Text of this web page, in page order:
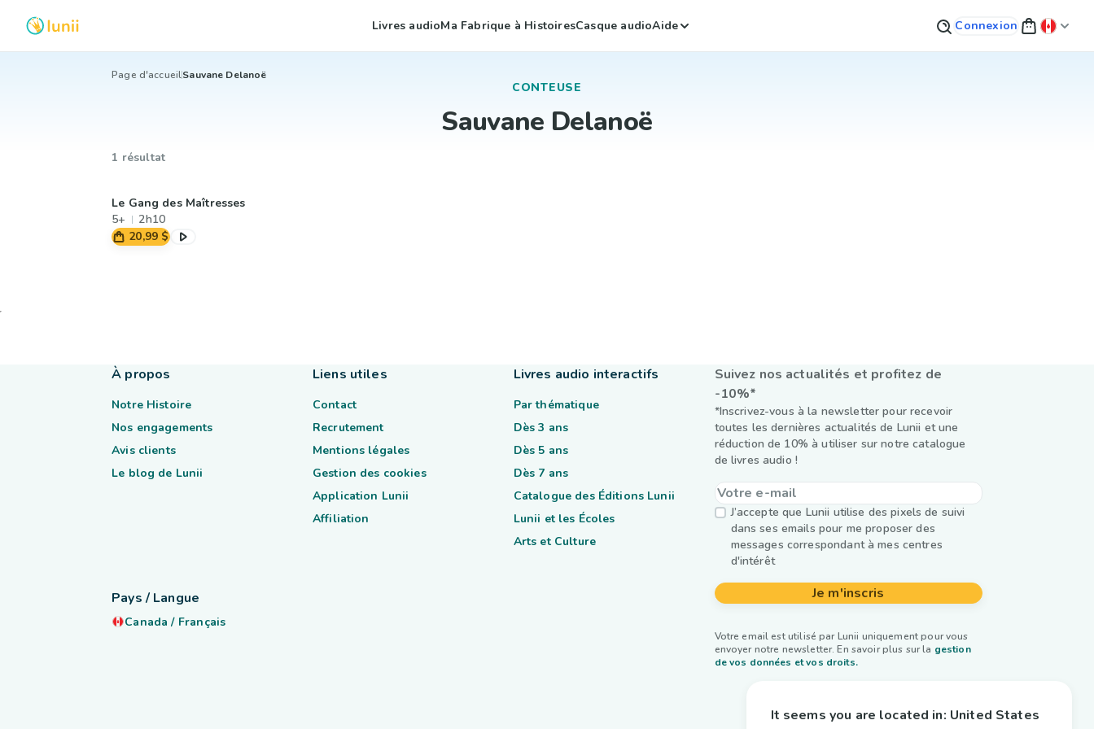
Livres audioMa Fabrique à HistoiresCasque audioAide Connexion
Page d'accueilSauvane Delanoë
CONTEUSE
Sauvane Delanoë
1 résultat
Le Gang des Maîtresses
5+
2h10
20,99 $
Suivez nos actualités et profitez de
-10%*
*Inscrivez-vous à la newsletter pour recevoir
toutes les dernières actualités de Lunii et une
réduction de 10% à utiliser sur notre catalogue
de livres audio !
J’accepte que Lunii utilise des pixels de suivi
dans ses emails pour me proposer des
messages correspondant à mes centres
d'intérêt
Je m'inscris
Votre email est utilisé par Lunii uniquement pour vous
envoyer notre newsletter. En savoir plus sur la gestion
de vos données et vos droits.
À propos
Notre Histoire
Nos engagements
Avis clients
Le blog de Lunii
Liens utiles
Contact
Recrutement
Mentions légales
Gestion des cookies
Application Lunii
Affiliation
Livres audio interactifs
Par thématique
Dès 3 ans
Dès 5 ans
Dès 7 ans
Catalogue des Éditions Lunii
Lunii et les Écoles
Arts et Culture
Pays / Langue
Canada / Français
It seems you are located in: United States